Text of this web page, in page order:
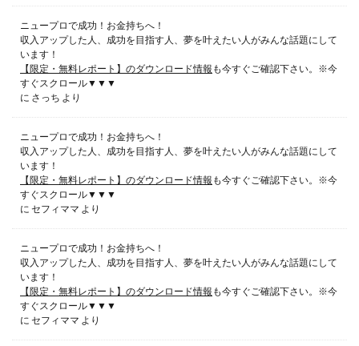
ニュープロで成功！お金持ちへ！
収入アップした人、成功を目指す人、夢を叶えたい人がみんな話題にして
います！
【限定・無料レポート】のダウンロード情報 も今すぐご確認下さい。※今
すぐスクロール▼▼▼
に さっち より
ニュープロで成功！お金持ちへ！
収入アップした人、成功を目指す人、夢を叶えたい人がみんな話題にして
います！
【限定・無料レポート】のダウンロード情報 も今すぐご確認下さい。※今
すぐスクロール▼▼▼
に セフィママ より
ニュープロで成功！お金持ちへ！
収入アップした人、成功を目指す人、夢を叶えたい人がみんな話題にして
います！
【限定・無料レポート】のダウンロード情報 も今すぐご確認下さい。※今
すぐスクロール▼▼▼
に セフィママ より